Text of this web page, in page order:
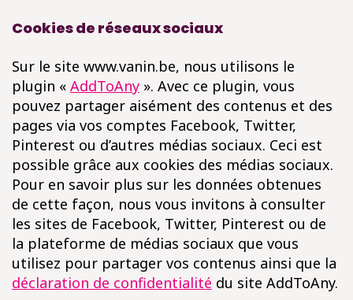
Cookies de réseaux sociaux
Sur le site www.vanin.be, nous utilisons le
plugin « AddToAny ». Avec ce plugin, vous
pouvez partager aisément des contenus et des
pages via vos comptes Facebook, Twitter,
Pinterest ou d’autres médias sociaux. Ceci est
possible grâce aux cookies des médias sociaux.
Pour en savoir plus sur les données obtenues
de cette façon, nous vous invitons à consulter
les sites de Facebook, Twitter, Pinterest ou de
la plateforme de médias sociaux que vous
utilisez pour partager vos contenus ainsi que la
déclaration de confidentialité du site AddToAny.